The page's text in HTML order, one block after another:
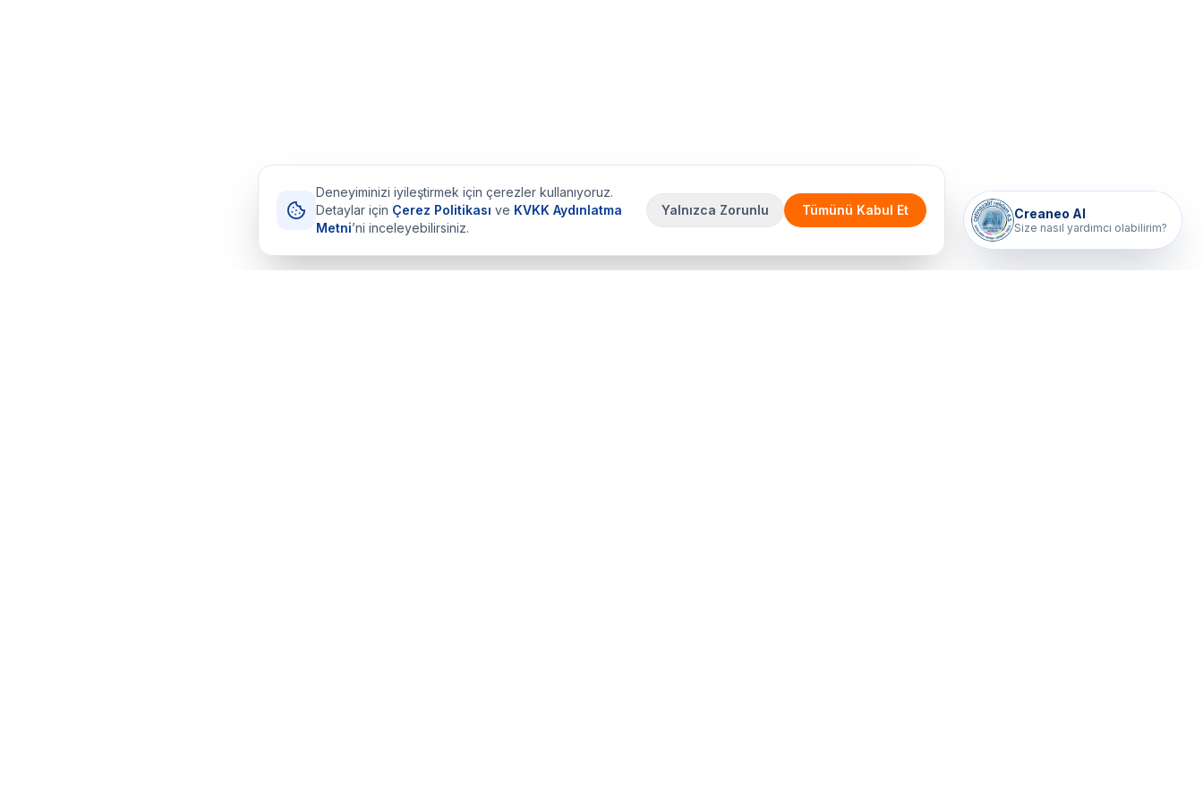
Creaneo AI
Size nasıl yardımcı olabilirim?
Deneyiminizi iyileştirmek için çerezler kullanıyoruz.
Detaylar için Çerez Politikası ve KVKK Aydınlatma
Metni’ni inceleyebilirsiniz.
Yalnızca Zorunlu Tümünü Kabul Et